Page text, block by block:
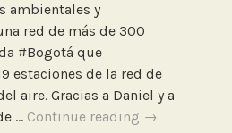
ambientales y
red de más de 300
#Bogotá que
estaciones de la red de
aire. Gracias a Daniel y a
… Continue reading Video
→